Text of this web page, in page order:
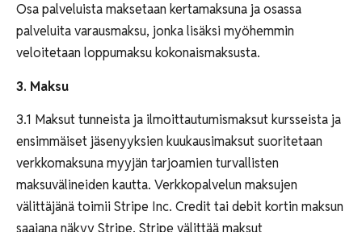
Osa palveluista maksetaan kertamaksuna ja osassa
palveluita varausmaksu, jonka lisäksi myöhemmin
veloitetaan loppumaksu kokonaismaksusta.
3. Maksu
3.1 Maksut tunneista ja ilmoittautumismaksut kursseista ja
ensimmäiset jäsenyyksien kuukausimaksut suoritetaan
verkkomaksuna myyjän tarjoamien turvallisten
maksuvälineiden kautta. Verkkopalvelun maksujen
välittäjänä toimii Stripe Inc. Credit tai debit kortin maksun
saajana näkyy Stripe. Stripe välittää maksut